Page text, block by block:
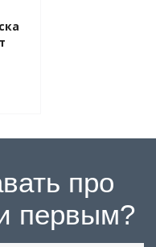
про
первым?